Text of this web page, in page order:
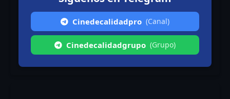
Cinedecalidadpro (Canal)
Cinedecalidadgrupo (Grupo)